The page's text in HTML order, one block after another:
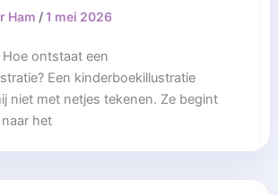
Ham /1 mei 2026
ontstaat een
Een kinderboekillustratie
niet met netjes tekenen. Ze begint
het